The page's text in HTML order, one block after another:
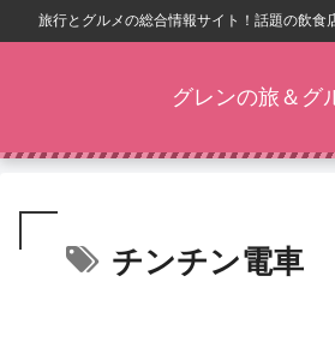
旅行とグルメの総合情報サイト！話題の飲食
グレンの旅＆グ
チンチン電車